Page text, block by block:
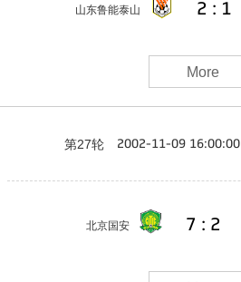
山东鲁能泰山 2 : 1
More
第27轮 2002-11-09 16:00:00
北京国安 7 : 2